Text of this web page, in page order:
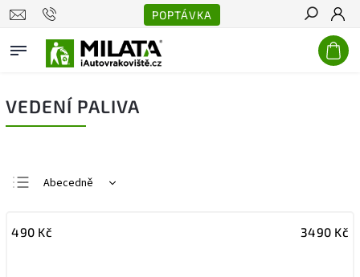
POPTÁVKA
Hledat
VEDENÍ PALIVA
Abecedně
Nejdražší
490 Kč 3490 Kč